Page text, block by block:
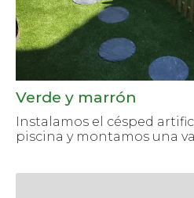
Verde y marrón
Instalamos el césped
piscina y montamos una